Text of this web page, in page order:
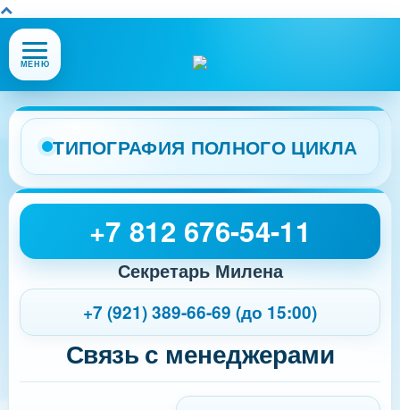
Открыть
или
меню
сайта
МЕНЮ
ТИПОГРАФИЯ ПОЛНОГО ЦИКЛА
+7 812 676-54-11
Секретарь Милена
+7 (921) 389-66-69 (до 15:00)
Связь с менеджерами